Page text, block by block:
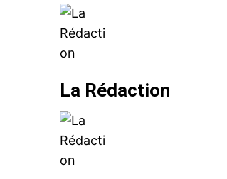
La Rédaction